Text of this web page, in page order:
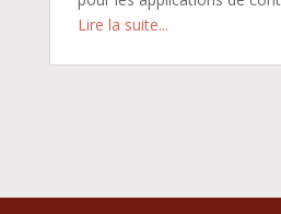
Lire la suite...